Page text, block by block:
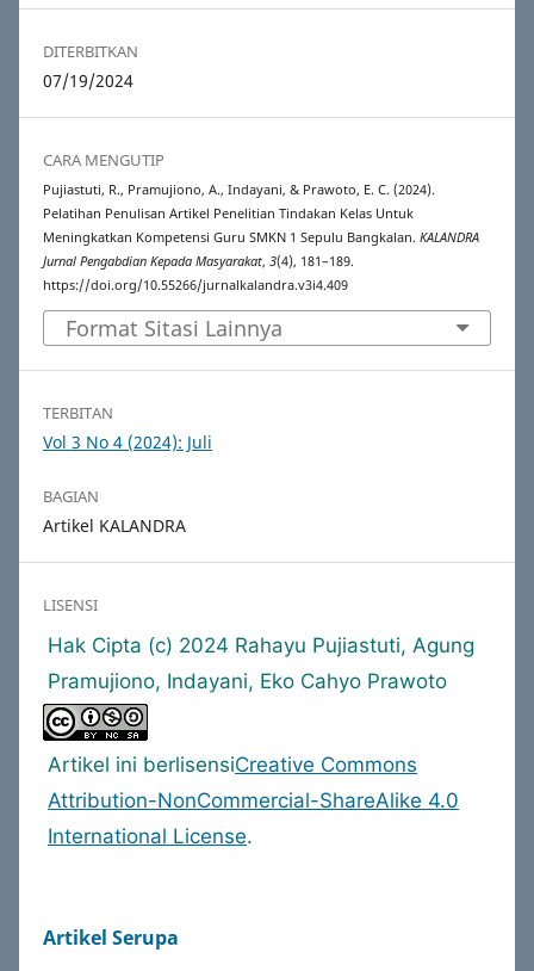
DITERBITKAN
07/19/2024
CARA MENGUTIP
Pujiastuti, R., Pramujiono, A., Indayani, & Prawoto, E. C. (2024).
Pelatihan Penulisan Artikel Penelitian Tindakan Kelas Untuk
Meningkatkan Kompetensi Guru SMKN 1 Sepulu Bangkalan. KALANDRA
Jurnal Pengabdian Kepada Masyarakat, 3(4), 181–189.
https://doi.org/10.55266/jurnalkalandra.v3i4.409
Format Sitasi Lainnya
TERBITAN
Vol 3 No 4 (2024): Juli
BAGIAN
Artikel KALANDRA
LISENSI
Hak Cipta (c) 2024 Rahayu Pujiastuti, Agung
Pramujiono, Indayani, Eko Cahyo Prawoto
Artikel ini berlisensiCreative Commons
Attribution-NonCommercial-ShareAlike 4.0
International License.
Artikel Serupa